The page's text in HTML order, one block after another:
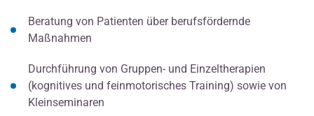
Beratung von Patienten über berufsfördernde
Maßnahmen
Durchführung von Gruppen- und Einzeltherapien
(kognitives und feinmotorisches Training) sowie von
Kleinseminaren